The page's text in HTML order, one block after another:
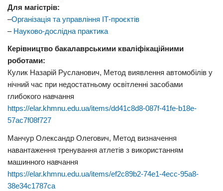
Для магістрів:
–Організація та управління ІТ-проєктів
– Науково-дослідна практика
Керівництво бакалаврськими кваліфікаційними
роботами:
Кулик Назарій Русланович, Метод виявлення автомобілів у
нічний час при недостатньому освітленні засобами
глибокого навчання
https://elar.khmnu.edu.ua/items/dd41c8d8-087f-41fe-b18e-
57ac7f08f727
Манчур Олександр Олегович, Метод визначення
навантаження тренування атлетів з використанням
машинного навчання
https://elar.khmnu.edu.ua/items/ef2c89b2-74e1-4ecc-95a8-
38e34c1787ca